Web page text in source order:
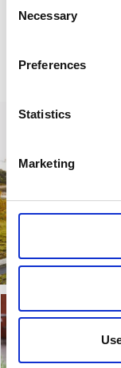
Selection
Necessary
Preferences
Statistics
Marketing
forbi klostret.